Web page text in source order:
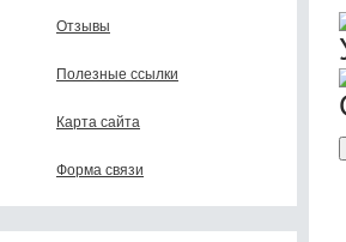
Отзывы
Полезные ссылки
Карта сайта
Форма связи